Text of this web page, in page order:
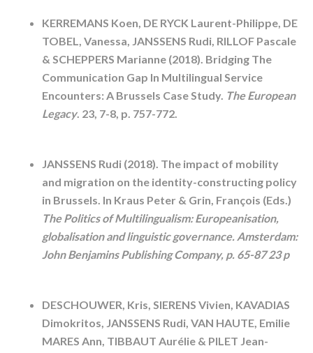
KERREMANS Koen, DE RYCK Laurent-Philippe, DE
TOBEL, Vanessa, JANSSENS Rudi, RILLOF Pascale
& SCHEPPERS Marianne (2018). Bridging The
Communication Gap In Multilingual Service
Encounters: A Brussels Case Study. The European
Legacy. 23, 7-8, p. 757-772.
JANSSENS Rudi (2018). The impact of mobility
and migration on the identity-constructing policy
in Brussels. In Kraus Peter & Grin, François (Eds.)
The Politics of Multilingualism: Europeanisation,
globalisation and linguistic governance. Amsterdam:
John Benjamins Publishing Company, p. 65-87 23 p
DESCHOUWER, Kris, SIERENS Vivien, KAVADIAS
Dimokritos, JANSSENS Rudi, VAN HAUTE, Emilie
MARES Ann, TIBBAUT Aurélie & PILET Jean-